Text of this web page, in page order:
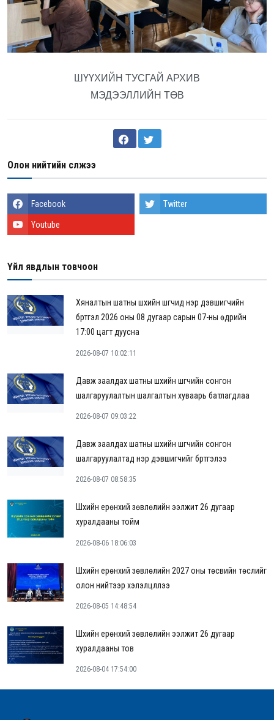
ШҮҮХИЙН ТУСГАЙ АРХИВ
МЭДЭЭЛЛИЙН ТӨВ
Олон нийтийн сүлжээ
Facebook Twitter
Youtube
Үйл явдлын товчоон
Хяналтын шатны шүүхийн шүүгчид нэр дэвшигчийн
бүртгэл 2026 оны 08 дугаар сарын 07-ны өдрийн
17:00 цагт дуусна
2026-08-07 10:02:11
Давж заалдах шатны шүүхийн шүүгчийн сонгон
шалгаруулалтын шалгалтын хуваарь батлагдлаа
2026-08-07 09:03:22
Давж заалдах шатны шүүхийн шүүгчийн сонгон
шалгаруулалтад нэр дэвшигчийг бүртгэлээ
2026-08-07 08:58:35
Шүүхийн ерөнхий зөвлөлийн ээлжит 26 дугаар
хуралдааны тойм
2026-08-06 18:06:03
Шүүхийн ерөнхий зөвлөлийн 2027 оны төсвийн төслийг
олон нийтээр хэлэлцүүллээ
2026-08-05 14:48:54
Шүүхийн ерөнхий зөвлөлийн ээлжит 26 дугаар
хуралдааны тов
2026-08-04 17:54:00